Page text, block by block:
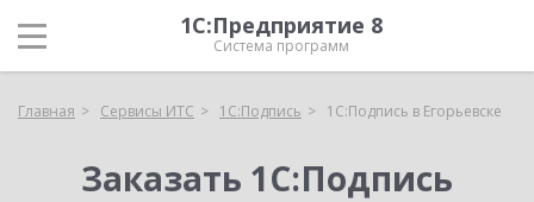
1С:Предприятие 8
Система программ
Главная Сервисы ИТС 1С:Подпись 1С:Подпись в Егорьевске
Заказать 1С:Подпись